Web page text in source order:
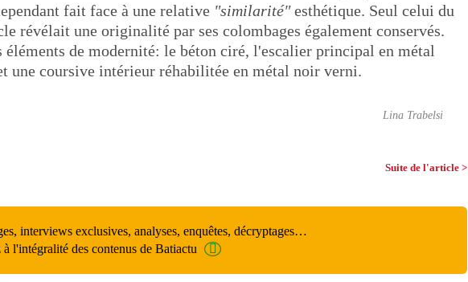
fait face à une relative "similarité"esthétique. Seul celui du
révélait une originalité par ses colombages également conservés.
éléments de modernité: le béton ciré, l'escalier principal en métal
une coursive intérieur réhabilitée en métal noir verni.
Lina Trabelsi
Suite de l'article >
interviews exclusives, analyses, enquêtes, décryptages…
à l'intégralité des contenus de Batiactu